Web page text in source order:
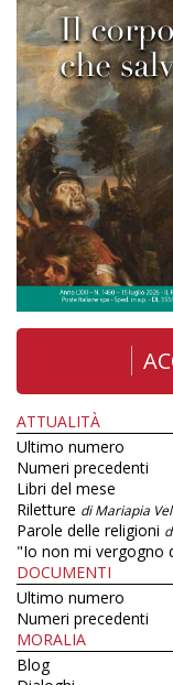
ATTUALITÀ
Ultimo numero
Numeri precedenti
Libri del mese
Riletture di Mariapia
Parole delle religioni
"Io non mi vergogno
DOCUMENTI
Ultimo numero
Numeri precedenti
MORALIA
Blog